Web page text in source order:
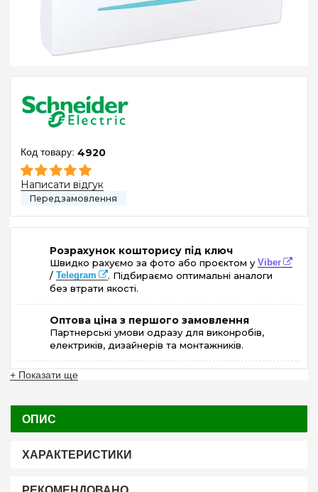
4920
Написати відгук
Розрахунок кошторису під ключ
Швидко рахуємо за фото або проєктом у Viber
/ Telegram
. Підбираємо оптимальні аналоги
без втрати якості.
Оптова ціна з першого замовлення
Партнерські умови одразу для виконробів,
електриків, дизайнерів та монтажників.
+ Показати ще
ОПИС
ХАРАКТЕРИСТИКИ